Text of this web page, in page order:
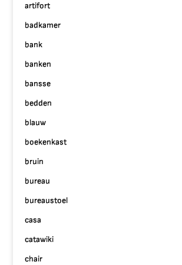
artifort
badkamer
bank
banken
bansse
bedden
blauw
boekenkast
bruin
bureau
bureaustoel
casa
catawiki
chair